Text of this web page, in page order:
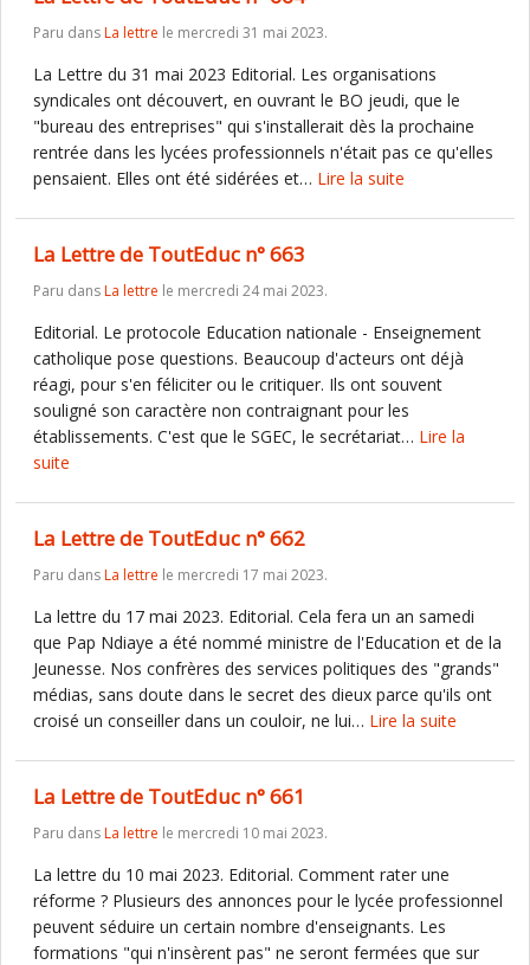
Paru dansLa lettre le mercredi 31 mai 2023.
La Lettre du 31 mai 2023 Editorial. Les organisations
syndicales ont découvert, en ouvrant le BO jeudi, que le
"bureau des entreprises" qui s'installerait dès la prochaine
rentrée dans les lycées professionnels n'était pas ce qu'elles
pensaient. Elles ont été sidérées et… Lire la suite
La Lettre de ToutEduc n° 663
Paru dansLa lettre le mercredi 24 mai 2023.
Editorial. Le protocole Education nationale - Enseignement
catholique pose questions. Beaucoup d'acteurs ont déjà
réagi, pour s'en féliciter ou le critiquer. Ils ont souvent
souligné son caractère non contraignant pour les
établissements. C'est que le SGEC, le secrétariat… Lire la
suite
La Lettre de ToutEduc n° 662
Paru dansLa lettre le mercredi 17 mai 2023.
La lettre du 17 mai 2023. Editorial. Cela fera un an samedi
que Pap Ndiaye a été nommé ministre de l'Education et de la
Jeunesse. Nos confrères des services politiques des "grands"
médias, sans doute dans le secret des dieux parce qu'ils ont
croisé un conseiller dans un couloir, ne lui… Lire la suite
La Lettre de ToutEduc n° 661
Paru dansLa lettre le mercredi 10 mai 2023.
La lettre du 10 mai 2023. Editorial. Comment rater une
réforme ? Plusieurs des annonces pour le lycée professionnel
peuvent séduire un certain nombre d'enseignants. Les
formations "qui n'insèrent pas" ne seront fermées que sur